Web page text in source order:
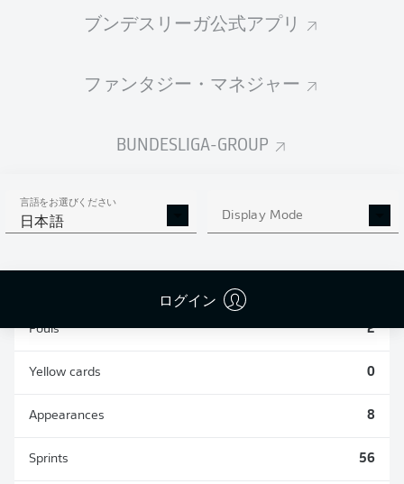
ブンデスリーガ公式アプリ
ファンタジー・マネジャー
BUNDESLIGA-GROUP
言語をお選びください
日本語 Display Mode
ログイン
統計 シーズン 2022/2023
TACKLES WON
Fouls 2
Yellow cards 0
Appearances 8
Sprints 56